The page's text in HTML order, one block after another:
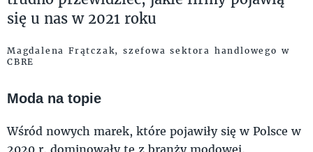
się u nas w 2021 roku
Magdalena Frątczak, szefowa sektora handlowego w
CBRE
Moda na topie
Wśród nowych marek, które pojawiły się w Polsce w